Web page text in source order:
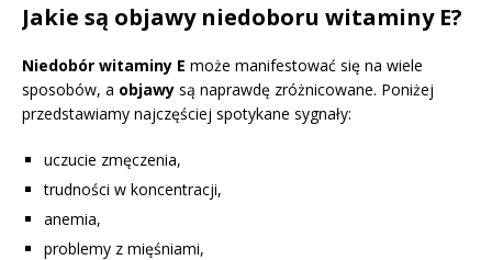
Jakie są objawy niedoboru witaminy E?
Niedobór witaminy E może manifestować się na wiele
sposobów, a objawy są naprawdę zróżnicowane. Poniżej
przedstawiamy najczęściej spotykane sygnały:
uczucie zmęczenia,
trudności w koncentracji,
anemia,
problemy z mięśniami,